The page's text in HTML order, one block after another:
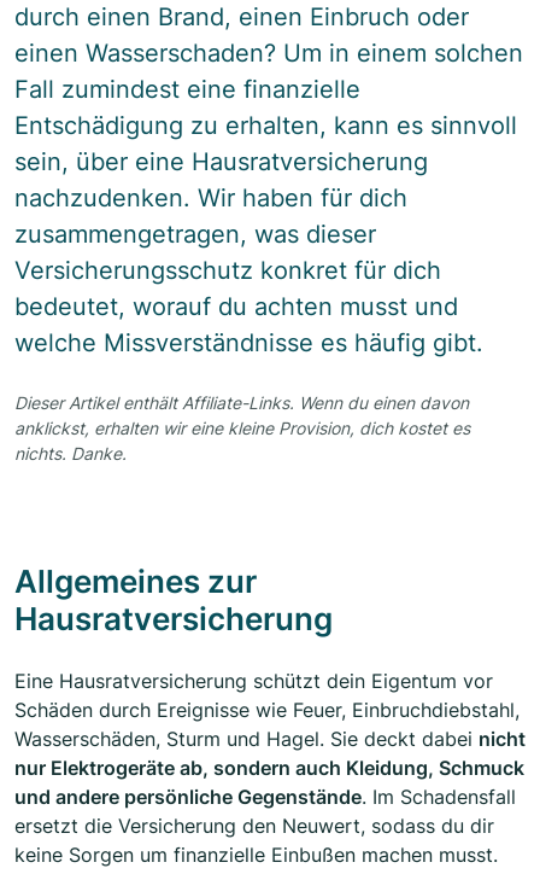
durch einen Brand, einen Einbruch oder
einen Wasserschaden? Um in einem solchen
Fall zumindest eine finanzielle
Entschädigung zu erhalten, kann es sinnvoll
sein, über eine Hausratversicherung
nachzudenken. Wir haben für dich
zusammengetragen, was dieser
Versicherungsschutz konkret für dich
bedeutet, worauf du achten musst und
welche Missverständnisse es häufig gibt.
Dieser Artikel enthält Affiliate-Links. Wenn du einen davon
anklickst, erhalten wir eine kleine Provision, dich kostet es
nichts. Danke.
Allgemeines zur
Hausratversicherung
Eine Hausratversicherung schützt dein Eigentum vor
Schäden durch Ereignisse wie Feuer, Einbruchdiebstahl,
Wasserschäden, Sturm und Hagel. Sie deckt dabei nicht
nur Elektrogeräte ab, sondern auch Kleidung, Schmuck
und andere persönliche Gegenstände. Im Schadensfall
ersetzt die Versicherung den Neuwert, sodass du dir
keine Sorgen um finanzielle Einbußen machen musst.